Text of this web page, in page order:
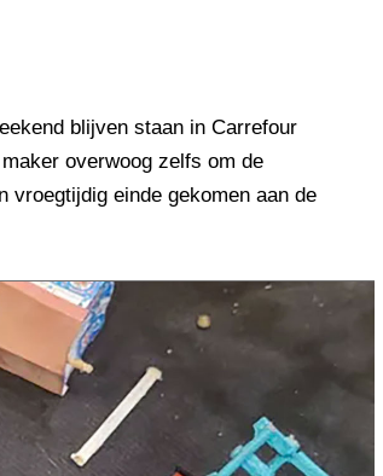
blijven staan in Carrefour
overwoog zelfs om de
vroegtijdig einde gekomen aan de